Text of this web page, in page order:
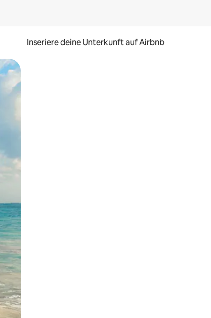
Inseriere deine Unterkunft auf Airbnb
oder Wischgesten.